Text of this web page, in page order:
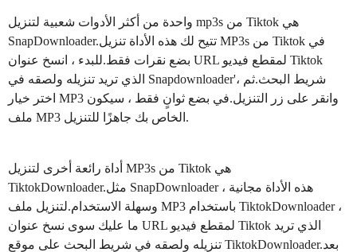
واحدة من أكثر الأدوات شعبية لتنزيل mp3s من Tiktok هي
SnapDownloader.تتيح لك هذه الأداة تنزيل MP3s من Tiktok في
بضع نقرات فقط.للبدء ، انسخ عنوان URL لمقطع فيديو Tiktok
الذي تريد تنزيله ولصقه في Snapdownloader'شريط البحث.ثم ،
اختر خيار MP3 وانقر على زر التنزيل.في بضع ثوانٍ فقط ، سيكون
ملف MP3 الخاص بك جاهزًا للتنزيل.
أداة رائعة أخرى لتنزيل MP3s من Tiktok هي
TiktokDownloader.مثل SnapDownloader ، هذه الأداة مجانية
وسهلة الاستخدام.لتنزيل ملف MP3 باستخدام TiktokDownloader ،
ما عليك سوى نسخ عنوان URL لمقطع فيديو Tiktok الذي تريد
تنزيله ولصقه في شريط البحث على موقع TiktokDownloader.بعد